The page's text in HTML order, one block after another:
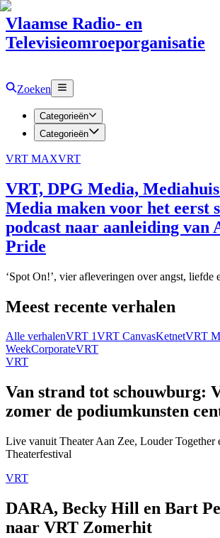
Vlaamse Radio- en
Televisieomroeporganisatie
Zoeken
Categorieën
Categorieën
VRT MAXVRT
VRT, DPG Media,
Media maken voor het eerst
podcast naar aanleiding van
Pride
‘Spot On!’, vier afleveringen over angst, liefde
Meest recente verhalen
Alle verhalenVRT 1VRT CanvasKetnetVRT
WeekCorporateVRT
VRT
Van strand tot schouwburg:
zomer de podiumkunsten
Live vanuit Theater Aan Zee, Louder Together
Theaterfestival
VRT
DARA, Becky Hill en Bart
naar VRT Zomerhit